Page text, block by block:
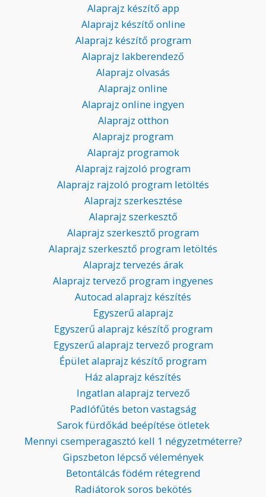
Alaprajz készítő app
Alaprajz készítő online
Alaprajz készítő program
Alaprajz lakberendező
Alaprajz olvasás
Alaprajz online
Alaprajz online ingyen
Alaprajz otthon
Alaprajz program
Alaprajz programok
Alaprajz rajzoló program
Alaprajz rajzoló program letöltés
Alaprajz szerkesztése
Alaprajz szerkesztő
Alaprajz szerkesztő program
Alaprajz szerkesztő program letöltés
Alaprajz tervezés árak
Alaprajz tervező program ingyenes
Autocad alaprajz készítés
Egyszerű alaprajz
Egyszerű alaprajz készítő program
Egyszerű alaprajz tervező program
Épület alaprajz készítő program
Ház alaprajz készítés
Ingatlan alaprajz tervező
Padlófűtés beton vastagság
Sarok fürdőkád beépítése ötletek
Mennyi csemperagasztó kell 1 négyzetméterre?
Gipszbeton lépcső vélemények
Betontálcás födém rétegrend
Radiátorok soros bekötés